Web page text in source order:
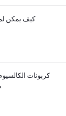
كيف يمكن
كربونات